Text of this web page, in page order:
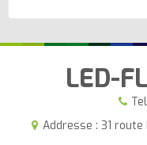
LED-
Addresse : 31 route